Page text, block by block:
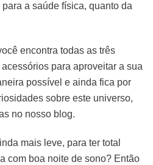
a saúde física, quanto da
encontra todas as três
para aproveitar a sua
possível e ainda fica por
sobre este universo,
no nosso blog.
mais leve, para ter total
com boa noite de sono? Então